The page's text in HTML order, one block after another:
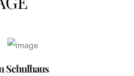
Schulhaus